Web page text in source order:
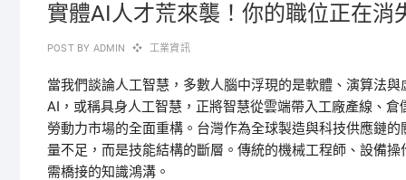
實體AI人才荒來襲！你的職位正在消
POST BY ADMIN 工業資訊
當我們談論人工智慧，多數人腦中浮現的是軟體、演算法
AI，或稱具身人工智慧，正將智慧從雲端帶入工廠產線、
勞動力市場的全面重構。台灣作為全球製造與科技供應鏈
量不足，而是技能結構的斷層。傳統的機械工程師、設備
需橋接的知識鴻溝。